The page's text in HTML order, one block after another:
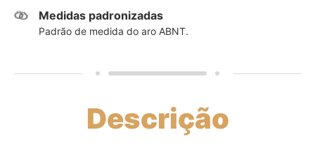
Medidas padronizadas
Padrão de medida do aro ABNT.
Descrição